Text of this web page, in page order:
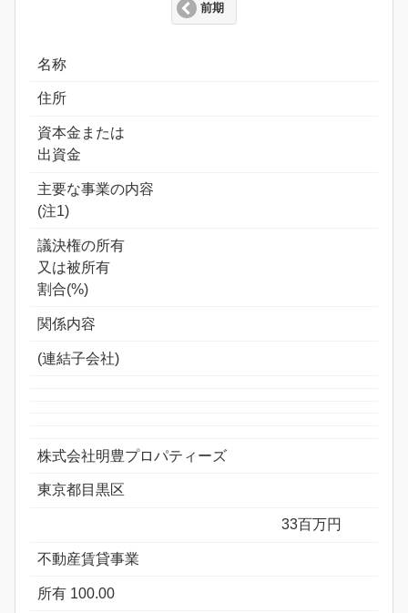
前期
名称
住所
資本金または
出資金
主要な事業の内容
(注1)
議決権の所有
又は被所有
割合(%)
関係内容
(連結子会社)
株式会社明豊プロパティーズ
東京都目黒区
33百万円
不動産賃貸事業
所有 100.00